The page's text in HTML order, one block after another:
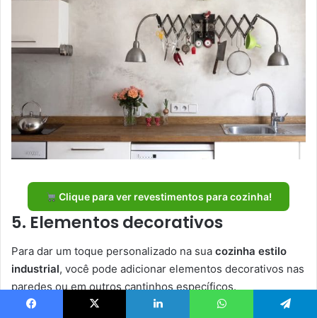
Clique para ver revestimentos para cozinha!
5. Elementos decorativos
Para dar um toque personalizado na sua cozinha estilo
industrial, você pode adicionar elementos decorativos nas
paredes ou em outros cantinhos específicos.